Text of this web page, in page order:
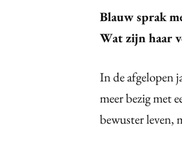
Blauw sprak
Wat zijn haar
In de afgelopen
meer bezig met
bewuster leven,